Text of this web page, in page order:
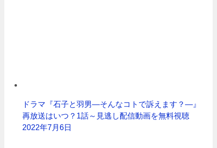
ドラマ『石子と羽男―そんなコトで訴えます？―』
再放送はいつ？1話～見逃し配信動画を無料視聴
2022年7月6日